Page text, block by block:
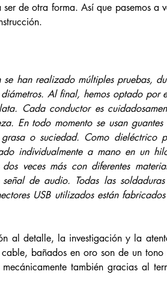
de otra forma. Así que pasemos a
han realizado múltiples pruebas,
Al final, hemos optado por
Cada conductor es
En todo momento se usan
o suciedad. Como dieléctrico
individualmente a mano en un
veces más con diferentes
de audio. Todas las soldaduras
USB utilizados están
al detalle, la investigación y la
bañados en oro son de un
también gracias al